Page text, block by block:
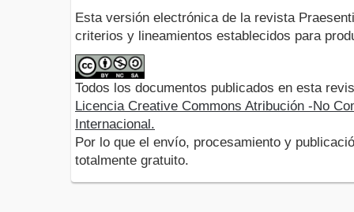
Esta versión electrónica de la revista
criterios y lineamientos establecidos para
Todos los documentos publicados en esta
Licencia Creative Commons Atribución -No
Internacional.
Por lo que el envío, procesamiento y
totalmente gratuito.